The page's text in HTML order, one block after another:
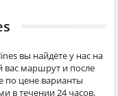
вы найдёте у нас на
вас маршрут и после
по цене варианты
в течении 24 часов.